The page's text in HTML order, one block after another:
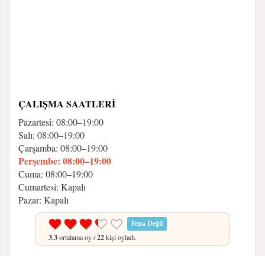
ÇALIŞMA SAATLERI
Pazartesi: 08:00–19:00
Salı: 08:00–19:00
Çarşamba: 08:00–19:00
Perşembe: 08:00–19:00
Cuma: 08:00–19:00
Cumartesi: Kapalı
Pazar: Kapalı
Fena Değil
3.3ortalama oy /22kişi oyladı.